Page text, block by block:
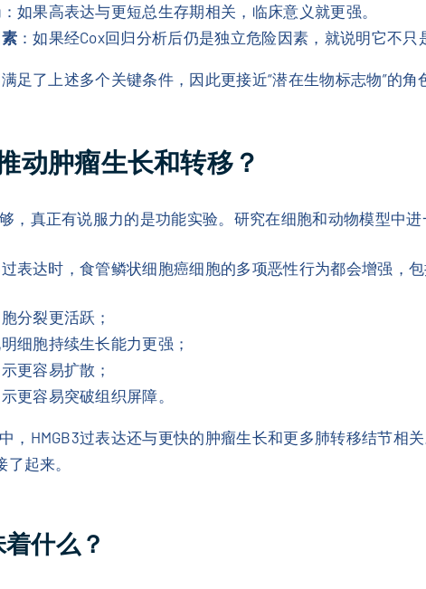
：如果高表达与更短总生存期相关，临床意义就更强。
：如果经Cox回归分析后仍是独立危险因素，就说明它不只
足了上述多个关键条件，因此更接近“潜在生物标志物”的角
动肿瘤生长和转移？
，真正有说服力的是功能实验。研究在细胞和动物模型中进
表达时，食管鳞状细胞癌细胞的多项恶性行为都会增强，包
分裂更活跃；
细胞持续生长能力更强；
更容易扩散；
示更容易突破组织屏障。
，HMGB3过表达还与更快的肿瘤生长和更多肺转移结节相
了起来。
什么？